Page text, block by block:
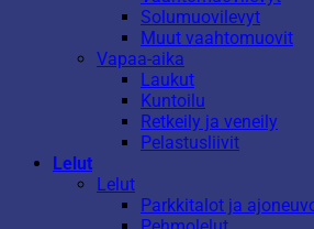
Solumuovilevyt
Muut vaahtomuovit
Vapaa-aika
Laukut
Kuntoilu
Retkeily ja veneily
Pelastusliivit
Lelut
Lelut
Parkkitalot ja